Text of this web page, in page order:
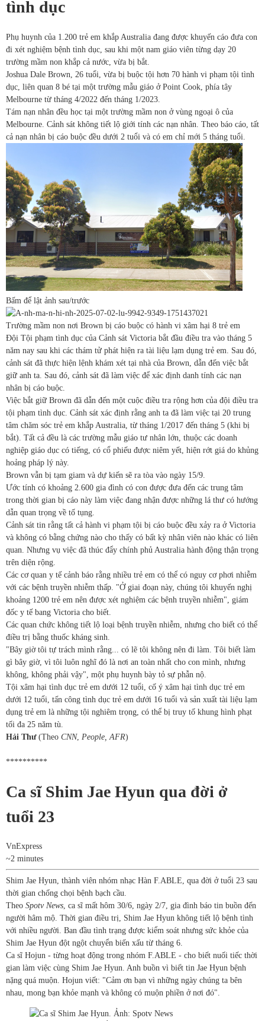
tình dục
Phụ huynh của 1.200 trẻ em khắp Australia đang được khuyến cáo đưa con
đi xét nghiệm bệnh tình dục, sau khi một nam giáo viên từng dạy 20
trường mầm non khắp cả nước, vừa bị bắt.
Joshua Dale Brown, 26 tuổi, vừa bị buộc tội hơn 70 hành vi phạm tội tình
dục, liên quan 8 bé tại một trường mẫu giáo ở Point Cook, phía tây
Melbourne từ tháng 4/2022 đến tháng 1/2023.
Tám nạn nhân đều học tại một trường mầm non ở vùng ngoại ô của
Melbourne. Cảnh sát không tiết lộ giới tính các nạn nhân. Theo báo cáo, tất
cả nạn nhân bị cáo buộc đều dưới 2 tuổi và có em chỉ mới 5 tháng tuổi.
Bấm để lật ảnh sau/trước
Trường mầm non nơi Brown bị cáo buộc có hành vi xâm hại 8 trẻ em
Đội Tội phạm tình dục của Cảnh sát Victoria bắt đầu điều tra vào tháng 5
năm nay sau khi các thám tử phát hiện ra tài liệu lạm dụng trẻ em. Sau đó,
cảnh sát đã thực hiện lệnh khám xét tại nhà của Brown, dẫn đến việc bắt
giữ anh ta. Sau đó, cảnh sát đã làm việc để xác định danh tính các nạn
nhân bị cáo buộc.
Việc bắt giữ Brown đã dẫn đến một cuộc điều tra rộng hơn của đội điều tra
tội phạm tình dục. Cảnh sát xác định rằng anh ta đã làm việc tại 20 trung
tâm chăm sóc trẻ em khắp Australia, từ tháng 1/2017 đến tháng 5 (khi bị
bắt). Tất cả đều là các trường mẫu giáo tư nhân lớn, thuộc các doanh
nghiệp giáo dục có tiếng, có cổ phiếu được niêm yết, hiện rớt giá do khủng
hoảng pháp lý này.
Brown vẫn bị tạm giam và dự kiến sẽ ra tòa vào ngày 15/9.
Ước tính có khoảng 2.600 gia đình có con được đưa đến các trung tâm
trong thời gian bị cáo này làm việc đang nhận được những lá thư có hướng
dẫn quan trọng về tố tụng.
Cảnh sát tin rằng tất cả hành vi phạm tội bị cáo buộc đều xảy ra ở Victoria
và không có bằng chứng nào cho thấy có bất kỳ nhân viên nào khác có liên
quan. Nhưng vụ việc đã thúc đẩy chính phủ Australia hành động thận trọng
trên diện rộng.
Các cơ quan y tế cảnh báo rằng nhiều trẻ em có thể có nguy cơ phơi nhiễm
với các bệnh truyền nhiễm thấp. "Ở giai đoạn này, chúng tôi khuyến nghị
khoảng 1200 trẻ em nên được xét nghiệm các bệnh truyền nhiễm", giám
đốc y tế bang Victoria cho biết.
Các quan chức không tiết lộ loại bệnh truyền nhiễm, nhưng cho biết có thể
điều trị bằng thuốc kháng sinh.
"Bây giờ tôi tự trách mình rằng... có lẽ tôi không nên đi làm. Tôi biết làm
gì bây giờ, vì tôi luôn nghĩ đó là nơi an toàn nhất cho con mình, nhưng
không, không phải vậy", một phụ huynh bày tỏ sự phẫn nộ.
Tội xâm hại tình dục trẻ em dưới 12 tuổi, cố ý xâm hại tình dục trẻ em
dưới 12 tuổi, tấn công tình dục trẻ em dưới 16 tuổi và sản xuất tài liệu lạm
dụng trẻ em là những tội nghiêm trọng, có thể bị truy tố khung hình phạt
tối đa 25 năm tù.
Hải Thư(Theo CNN, People, AFR)
**********
Ca sĩ Shim Jae Hyun qua đời ở
tuổi 23
VnExpress
~2 minutes
Shim Jae Hyun, thành viên nhóm nhạc Hàn F.ABLE, qua đời ở tuổi 23 sau
thời gian chống chọi bệnh bạch cầu.
Theo Spotv News, ca sĩ mất hôm 30/6, ngày 2/7, gia đình báo tin buồn đến
người hâm mộ. Thời gian điều trị, Shim Jae Hyun không tiết lộ bệnh tình
với nhiều người. Ban đầu tình trạng được kiểm soát nhưng sức khỏe của
Shim Jae Hyun đột ngột chuyển biến xấu từ tháng 6.
Ca sĩ Hojun - từng hoạt động trong nhóm F.ABLE - cho biết nuối tiếc thời
gian làm việc cùng Shim Jae Hyun. Anh buồn vì biết tin Jae Hyun bệnh
nặng quá muộn. Hojun viết: "Cảm ơn bạn vì những ngày chúng ta bên
nhau, mong bạn khỏe mạnh và không có muộn phiền ở nơi đó".